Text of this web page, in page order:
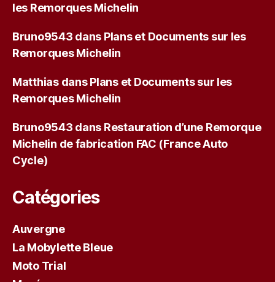
les Remorques Michelin
Bruno9543 dans Plans et Documents sur les
Remorques Michelin
MatthiasdansPlans et Documents sur les
Remorques Michelin
Bruno9543 dans Restauration d’une Remorque
Michelin de fabrication FAC (France Auto
Cycle)
Catégories
Auvergne
La Mobylette Bleue
Moto Trial